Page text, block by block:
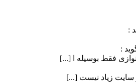
:
:
فقط بوسیله ا [...]